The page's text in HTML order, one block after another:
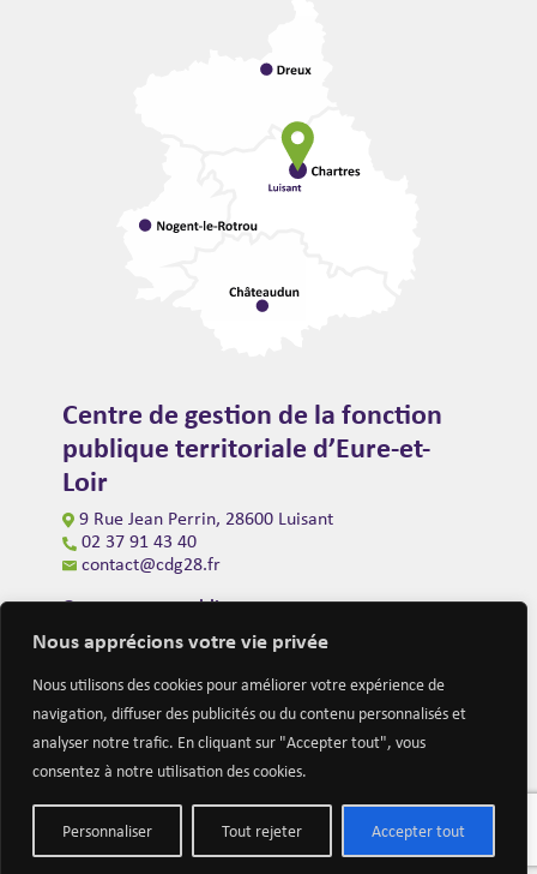
Nous apprécions votre vie privée
Nous utilisons des cookies pour améliorer votre expérience de
navigation, diffuser des publicités ou du contenu personnalisés et
analyser notre trafic. En cliquant sur "Accepter tout", vous
consentez à notre utilisation des cookies.
Personnaliser Tout rejeter Accepter tout
Centre de gestion de la fonction
publique territoriale d’Eure-et-
Loir
9 Rue Jean Perrin, 28600 Luisant
02 37 91 43 40
contact@cdg28.fr
Ouverture au public
du lundi au vendredi de 9h00 à 12h00
et de 14h00 à 16h30
(fermeture à 16h00 le vendredi)
Mentions légales Nous contacter Actualités